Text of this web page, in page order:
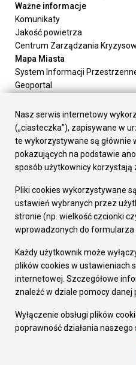
Ważne informacje
Komunikaty
Jakość powietrza
Centrum Zarządzania
Mapa Miasta
System Informacji
Geoportal
Załatw sprawę
Prezydent Miasta
Rada Miasta
Wydziały
Elektroniczna Skrzynka
Gospodarka
Fundusze europejskie
Środki krajowe
Oferty inwestycyjne
Pozostałe
Deklaracja dostępności
Dane osobowe
Dodaj opinię o witrynie
Nasz serwis internetowy
(„ciasteczka”), zapisywane w
te wykorzystywane są głównie
pokazujących na podstawie
sposób użytkownicy korzystają
Pliki cookies wykorzystywane
ustawień wybranych przez
stronie (np. wielkość czcionki
wprowadzonych do formularza
Każdy użytkownik może
plików cookies w ustawieniach
internetowej. Szczegółowe
znaleźć w dziale pomocy danej
Wyłączenie obsługi plików
poprawność działania naszego